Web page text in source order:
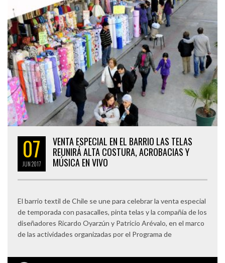
07
JUN2017
VENTA ESPECIAL EN EL BARRIO LAS TELAS
REUNIRÁ ALTA COSTURA, ACROBACIAS Y
MÚSICA EN VIVO
El barrio textil de Chile se une para celebrar la venta especial
de temporada con pasacalles, pinta telas y la compañía de los
diseñadores Ricardo Oyarzún y Patricio Arévalo, en el marco
de las actividades organizadas por el Programa de